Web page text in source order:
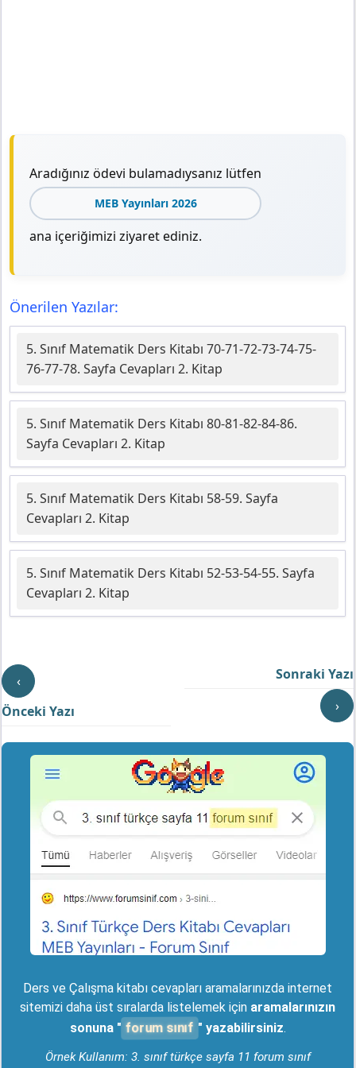
Aradığınız ödevi bulamadıysanız lütfen
MEB Yayınları 2026
ana içeriğimizi ziyaret ediniz.
Önerilen Yazılar:
5. Sınıf Matematik Ders Kitabı 70-71-72-73-74-75-
76-77-78. Sayfa Cevapları 2. Kitap
5. Sınıf Matematik Ders Kitabı 80-81-82-84-86.
Sayfa Cevapları 2. Kitap
5. Sınıf Matematik Ders Kitabı 58-59. Sayfa
Cevapları 2. Kitap
5. Sınıf Matematik Ders Kitabı 52-53-54-55. Sayfa
Cevapları 2. Kitap
‹
Önceki Yazı
Sonraki Yazı
›
Ders ve Çalışma kitabı cevapları aramalarınızda internet
sitemizi daha üst sıralarda listelemek için aramalarınızın
sonuna " forum sınıf " yazabilirsiniz.
Örnek Kullanım: 3. sınıf türkçe sayfa 11 forum sınıf